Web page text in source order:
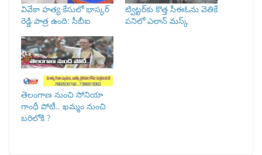
వివేకా హత్య కేసులో భాస్కర్
రెడ్డి పాత్ర ఉంది: సీబీఐ
ట్విట్టర్⁭కు కొత్త సీఈఓను వెతికే
పనిలో ఎలాన్ మస్క్
తెలంగాణ నుంచి సోనియా
గాంధీ పోటీ.. ఖమ్మం నుంచి
బరిలోకి ?